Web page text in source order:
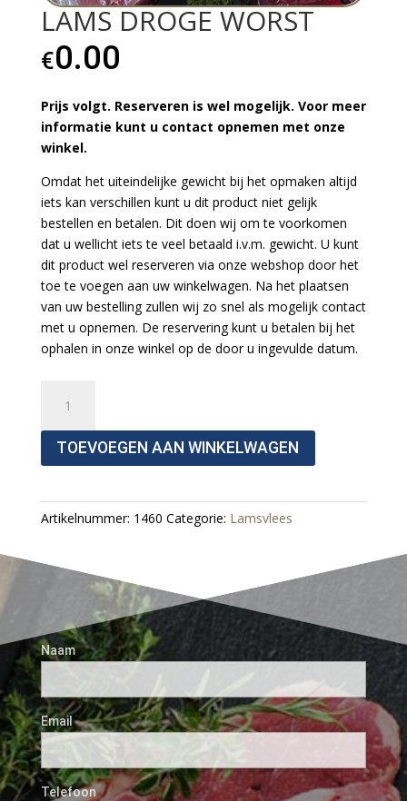
LAMS DROGE WORST
€0.00
Prijs volgt. Reserveren is wel mogelijk. Voor meer
informatie kunt u contact opnemen met onze
winkel.
Omdat het uiteindelijke gewicht bij het opmaken altijd
iets kan verschillen kunt u dit product niet gelijk
bestellen en betalen. Dit doen wij om te voorkomen
dat u wellicht iets te veel betaald i.v.m. gewicht. U kunt
dit product wel reserveren via onze webshop door het
toe te voegen aan uw winkelwagen. Na het plaatsen
van uw bestelling zullen wij zo snel als mogelijk contact
met u opnemen. De reservering kunt u betalen bij het
ophalen in onze winkel op de door u ingevulde datum.
Droge
Worst
Aantal
TOEVOEGEN AAN WINKELWAGEN
Artikelnummer: 1460 Categorie: Lamsvlees
Naam
Email
Telefoon